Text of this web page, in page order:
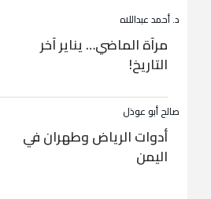
د. أحمد عبداللاه
مرآة الماضي… يناير آخر
التاريخ!
صالح أبو عوذل
أدوات الرياض وطهران في
اليمن